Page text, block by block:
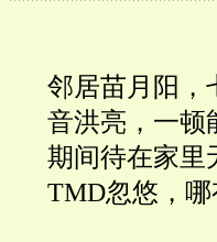
邻居苗月阳，
音洪亮，一顿
期间待在家里
TMD忽悠，